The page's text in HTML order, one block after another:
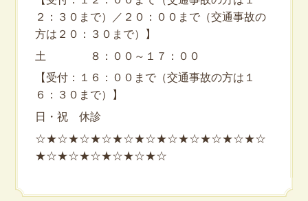
２：３０まで）／２０：００まで（交通事故の
方は２０：３０まで）】
土 ８：００～１７：００
【受付：１６：００まで（交通事故の方は１
６：３０まで）】
日・祝 休診
☆★☆★☆★☆★☆★☆★☆★☆★☆★☆★☆
★☆★☆★☆★☆★☆★☆